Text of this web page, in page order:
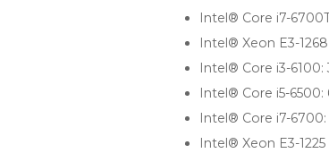
Intel® Core i7-
Intel® Xeon E3-
Intel® Core i3-6100:
Intel® Core i5-6500:
Intel® Core i7-
Intel® Xeon E3-